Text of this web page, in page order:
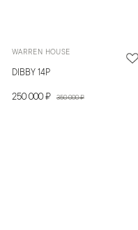
WARREN HOUSE
DIBBY 14P
250 000 ₽ 350 000 ₽